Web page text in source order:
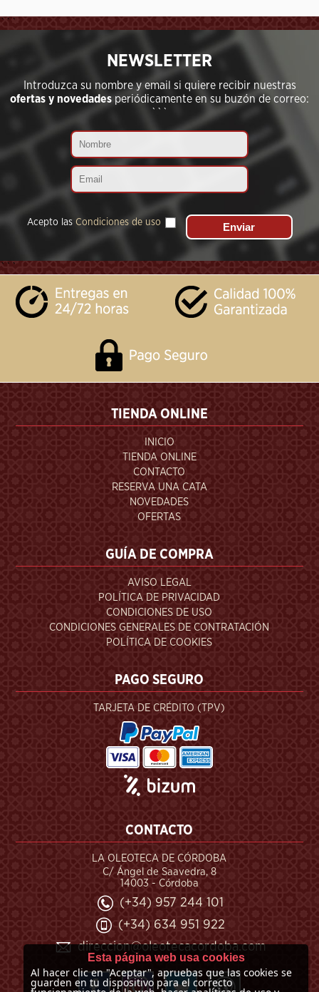
```
NEWSLETTER
Introduzca su nombre y email si quiere recibir nuestras
ofertas y novedades periódicamente en su buzón de correo:
```
Acepto las Condiciones de uso
```
TIENDA ONLINE
INICIO
TIENDA ONLINE
CONTACTO
RESERVA UNA CATA
NOVEDADES
OFERTAS
GUÍA DE COMPRA
AVISO LEGAL
POLÍTICA DE PRIVACIDAD
CONDICIONES DE USO
CONDICIONES GENERALES DE CONTRATACIÓN
POLÍTICA DE COOKIES
PAGO SEGURO
TARJETA DE CRÉDITO (TPV)
CONTACTO
LA OLEOTECA DE CÓRDOBA
C/ Ángel de Saavedra, 8
14003 - Córdoba
(+34) 957 244 101
(+34) 634 951 922
direccion@oleotecacordoba.com
Esta página web usa cookies
Al hacer clic en "Aceptar", apruebas que las cookies se
guarden en tu dispositivo para el correcto